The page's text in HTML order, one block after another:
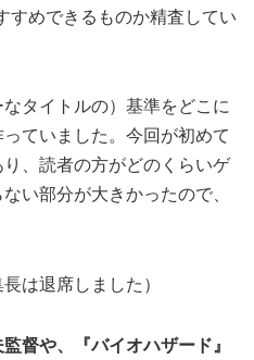
すめできるものか精査してい
なタイトルの）基準をどこに
ていました。今回が初めて
、読者の方がどのくらいゲ
い部分が大きかったので、
は退席しました）
督や、『バイオハザード』